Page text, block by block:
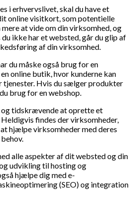
i erhvervslivet, skal du have et
online visitkort, som potentielle
at vide om din virksomhed, og
ikke har et websted, går du glip af
af din virksomhed.
du måske også brug for en
online butik, hvor kunderne kan
tjenester. Hvis du sælger produkter
brug for en webshop.
tidskrævende at oprette et
findes der virksomheder,
hjælpe virksomheder med deres
alle aspekter af dit websted og din
udvikling til hosting og
hjælpe dig med e-
(SEO) og integration